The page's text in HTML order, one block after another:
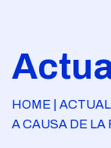
HOME |
A CAUSA DE LA